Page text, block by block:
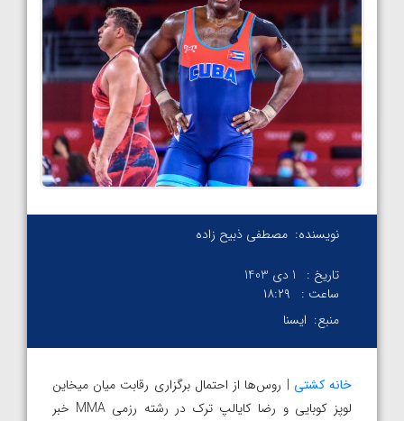
نویسنده: مصطفی ذبیح زاده
تاریخ :
1 دی 1403
ساعت :
۱۸:۲۹
منبع: ایسنا
خانه کشتی | روس‌ها از احتمال برگزاری رقابت میان میخاین
لوپز کوبایی و رضا کایالپ ترک در رشته رزمی MMA خبر